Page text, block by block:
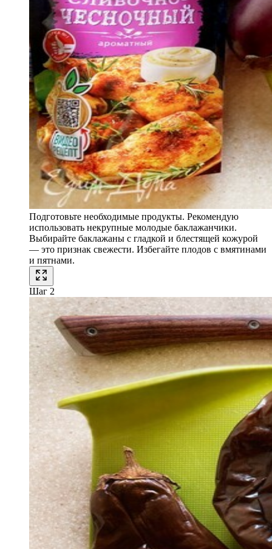
Подготовьте необходимые продукты. Рекомендую
использовать некрупные молодые баклажанчики.
Выбирайте баклажаны с гладкой и блестящей кожурой
— это признак свежести. Избегайте плодов с вмятинами
и пятнами.
Шаг 2